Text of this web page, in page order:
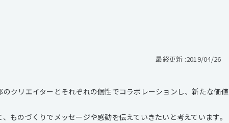
最終更新 :2019/04/26
クリエイターとそれぞれの個性でコラボレーションし、新たな価値
ものづくりでメッセージや感動を伝えていきたいと考えています。